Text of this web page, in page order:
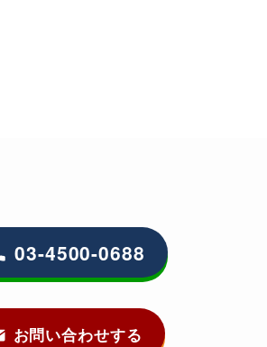
03-4500-0688
お問い合わせする